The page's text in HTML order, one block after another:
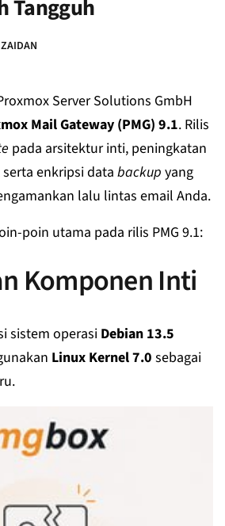
Tangguh
ZAIDAN
Server Solutions GmbH
Mail Gateway (PMG) 9.1. Rilis
pada arsitektur inti, peningkatan
serta enkripsi data backup yang
lalu lintas email Anda.
poin utama pada rilis PMG 9.1:
Komponen Inti
sistem operasi Debian 13.5
Linux Kernel 7.0 sebagai